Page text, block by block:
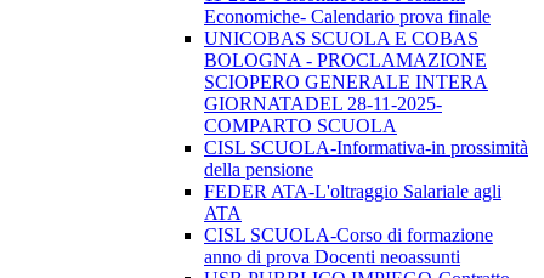
Economiche- Calendario prova finale
UNICOBAS SCUOLA E COBAS
BOLOGNA - PROCLAMAZIONE
SCIOPERO GENERALE INTERA
GIORNATADEL 28-11-2025-
COMPARTO SCUOLA
CISL SCUOLA-Informativa-in prossimità
della pensione
FEDER ATA-L'oltraggio Salariale agli
ATA
CISL SCUOLA-Corso di formazione
anno di prova Docenti neoassunti